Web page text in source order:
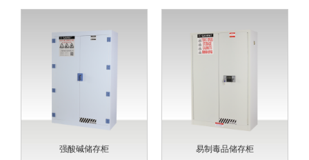
强酸碱储存柜 易制毒品储存柜